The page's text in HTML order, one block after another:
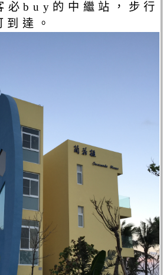
必buy的中繼站，步行
達。